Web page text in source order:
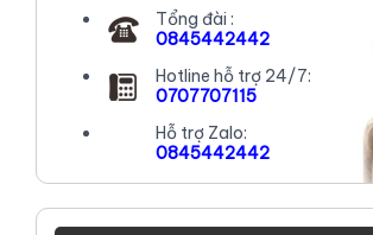
Tổng đài :
0845442442
Hotline hỗ trợ 24/7:
0707707115
Hỗ trợ Zalo:
0845442442